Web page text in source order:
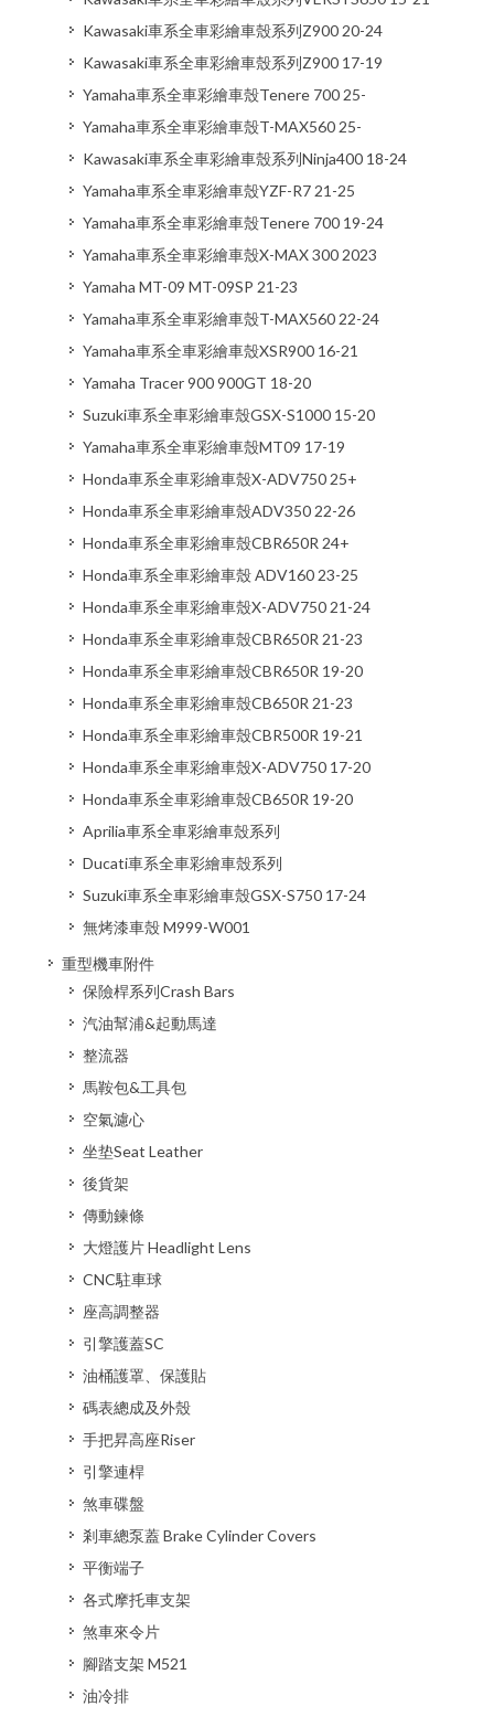
Kawasaki車系全車彩繪車殼系列Z900 20-24
Kawasaki車系全車彩繪車殼系列Z900 17-19
Yamaha車系全車彩繪車殼Tenere 700 25-
Yamaha車系全車彩繪車殼T-MAX560 25-
Kawasaki車系全車彩繪車殼系列Ninja400 18-24
Yamaha車系全車彩繪車殼YZF-R7 21-25
Yamaha車系全車彩繪車殼Tenere 700 19-24
Yamaha車系全車彩繪車殼X-MAX 300 2023
Yamaha MT-09 MT-09SP 21-23
Yamaha車系全車彩繪車殼T-MAX560 22-24
Yamaha車系全車彩繪車殼XSR900 16-21
Yamaha Tracer 900 900GT 18-20
Suzuki車系全車彩繪車殼GSX-S1000 15-20
Yamaha車系全車彩繪車殼MT09 17-19
Honda車系全車彩繪車殼X-ADV750 25+
Honda車系全車彩繪車殼ADV350 22-26
Honda車系全車彩繪車殼CBR650R 24+
Honda車系全車彩繪車殼 ADV160 23-25
Honda車系全車彩繪車殼X-ADV750 21-24
Honda車系全車彩繪車殼CBR650R 21-23
Honda車系全車彩繪車殼CBR650R 19-20
Honda車系全車彩繪車殼CB650R 21-23
Honda車系全車彩繪車殼CBR500R 19-21
Honda車系全車彩繪車殼X-ADV750 17-20
Honda車系全車彩繪車殼CB650R 19-20
Aprilia車系全車彩繪車殼系列
Ducati車系全車彩繪車殼系列
Suzuki車系全車彩繪車殼GSX-S750 17-24
無烤漆車殼 M999-W001
重型機車附件
保險桿系列Crash Bars
汽油幫浦&起動馬達
整流器
馬鞍包&工具包
空氣濾心
坐垫Seat Leather
後貨架
傳動鍊條
大燈護片 Headlight Lens
CNC駐車球
座高調整器
引擎護蓋SC
油桶護罩、保護貼
碼表總成及外殼
手把昇高座Riser
引擎連桿
煞車碟盤
剎車總泵蓋 Brake Cylinder Covers
平衡端子
各式摩托車支架
煞車來令片
腳踏支架 M521
油冷排